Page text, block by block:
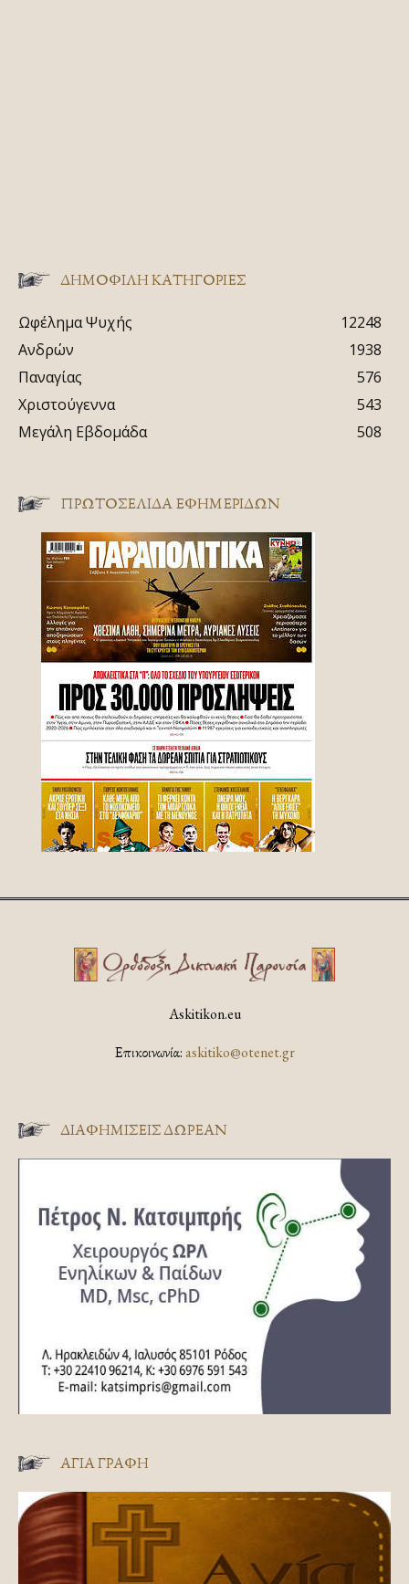
ΔΗΜΟΦΙΛΗ ΚΑΤΗΓΟΡΙΕΣ
Ωφέλημα Ψυχής
12248
Ανδρών
1938
Παναγίας
576
Χριστούγεννα
543
Μεγάλη Εβδομάδα
508
ΠΡΩΤΟΣΈΛΙΔΑ ΕΦΗΜΕΡΊΔΩΝ
Askitikon.eu
Επικοινωνία:askitiko@otenet.gr
ΔΙΑΦΗΜΊΣΕΙΣ ΔΩΡΕΆΝ
ΑΓΊΑ ΓΡΑΦΉ